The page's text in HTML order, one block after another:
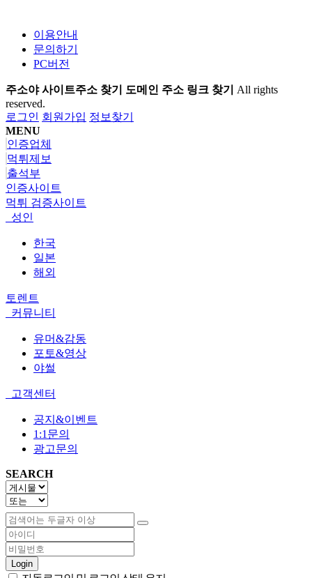
이용안내
문의하기
PC버전
주소야 사이트주소 찾기 도메인 주소 링크 찾기 All rights
reserved.
로그인 회원가입 정보찾기
MENU
인증업체
먹튀제보
출석부
인증사이트
먹튀 검증사이트
성인
한국
일본
해외
토렌트
커뮤니티
유머&감동
포토&영상
야썰
고객센터
공지&이벤트
1:1문의
광고문의
SEARCH
Login